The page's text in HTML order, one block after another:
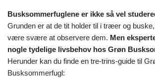
Busksommerfuglene er ikke så vel
Grunden er at de tit holder til i træer og
være svære at observere dem. Men
nogle tydelige livsbehov hos Grøn
Herunder kan du finde en tre-trins-guide til
Busksommerfugl: